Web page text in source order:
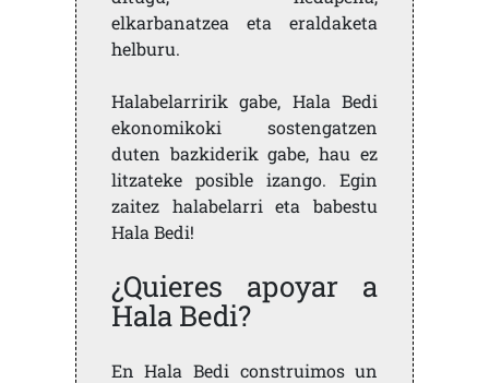
elkarbanatzea eta eraldaketa
helburu.
Halabelarririk gabe, Hala Bedi
ekonomikoki sostengatzen
duten bazkiderik gabe, hau ez
litzateke posible izango. Egin
zaitez halabelarri eta babestu
Hala Bedi!
¿Quieres apoyar a
Hala Bedi?
En Hala Bedi construimos un